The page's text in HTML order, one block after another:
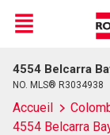
Live
En Direct
Menu
4554 Belcarra
NO. MLS® R3034938
Accueil
4554 Belcarra